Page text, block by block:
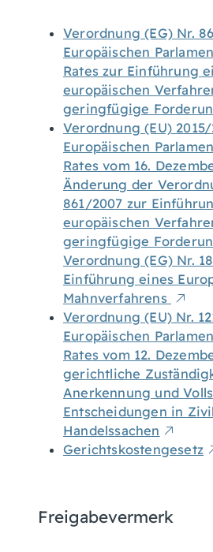
Verordnung (EG) Nr.
Europäischen
Rates zur Einführung
europäischen
geringfügige
Verordnung (EU) 2015/
Europäischen
Rates vom 16.
Änderung der
861/2007 zur
europäischen
geringfügige
Verordnung (EG) Nr.
Einführung eines
Mahnverfahrens
Verordnung (EU) Nr.
Europäischen
Rates vom 12.
gerichtliche
Anerkennung und
Entscheidungen in
Handelssachen
Gerichtskostengesetz
Freigabevermerk